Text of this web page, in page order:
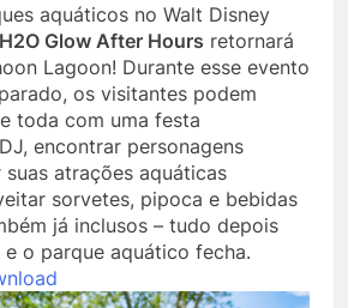
aquáticos no Walt Disney
Glow After Hours retornará
Lagoon! Durante esse evento
os visitantes podem
toda com uma festa
encontrar personagens
atrações aquáticas
sorvetes, pipoca e bebidas
já inclusos – tudo depois
o parque aquático fecha.